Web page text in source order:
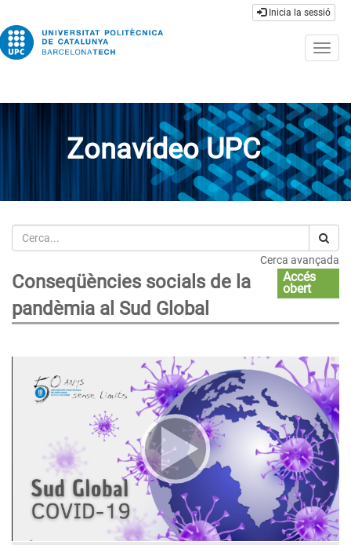
Inicia la sessió
Zonavídeo UPC
Cerca
Cerca avançada
Conseqüències socials de la
pandèmia al Sud Global
Accés
obert